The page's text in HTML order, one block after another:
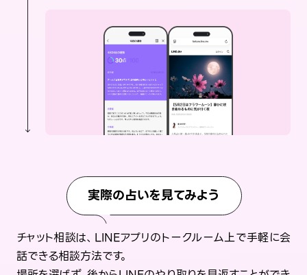
実際の占いを見てみよう
チャット相談は、LINEアプリのトークルーム上で手軽に会
話できる相談方法です。